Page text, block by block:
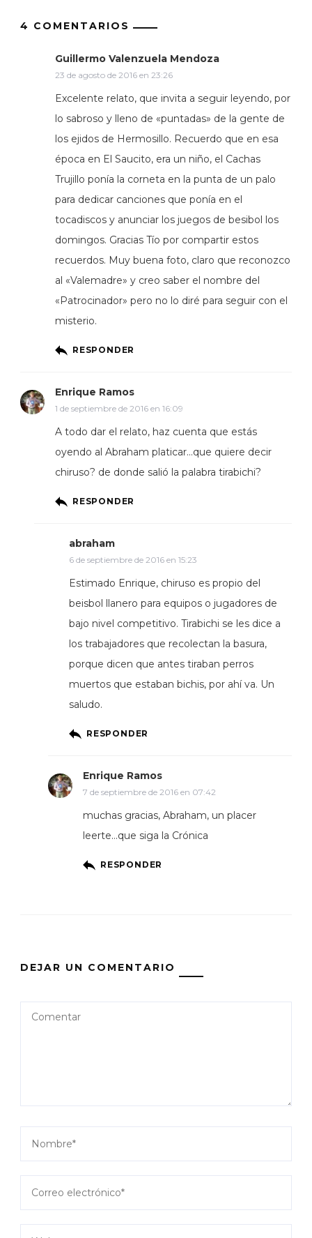
4 COMENTARIOS
Guillermo Valenzuela Mendoza
23 de agosto de 2016 en 23:26
Excelente relato, que invita a seguir leyendo, por
lo sabroso y lleno de «puntadas» de la gente de
los ejidos de Hermosillo. Recuerdo que en esa
época en El Saucito, era un niño, el Cachas
Trujillo ponía la corneta en la punta de un palo
para dedicar canciones que ponía en el
tocadiscos y anunciar los juegos de besibol los
domingos. Gracias Tío por compartir estos
recuerdos. Muy buena foto, claro que reconozco
al «Valemadre» y creo saber el nombre del
«Patrocinador» pero no lo diré para seguir con el
misterio.
RESPONDER
Enrique Ramos
1 de septiembre de 2016 en 16:09
A todo dar el relato, haz cuenta que estás
oyendo al Abraham platicar…que quiere decir
chiruso? de donde salió la palabra tirabichi?
RESPONDER
abraham
6 de septiembre de 2016 en 15:23
Estimado Enrique, chiruso es propio del
beisbol llanero para equipos o jugadores de
bajo nivel competitivo. Tirabichi se les dice a
los trabajadores que recolectan la basura,
porque dicen que antes tiraban perros
muertos que estaban bichis, por ahí va. Un
saludo.
RESPONDER
Enrique Ramos
7 de septiembre de 2016 en 07:42
muchas gracias, Abraham, un placer
leerte…que siga la Crónica
RESPONDER
DEJAR UN COMENTARIO